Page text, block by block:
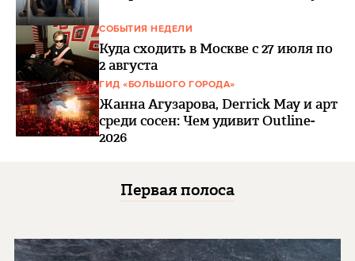
СОБЫТИЯ НЕДЕЛИ
Куда сходить в Москве с 27 июля по
2 августа
ГИД «БОЛЬШОГО ГОРОДА»
Жанна Агузарова, Derrick May и арт
среди сосен: Чем удивит Outline-
2026
Первая полоса